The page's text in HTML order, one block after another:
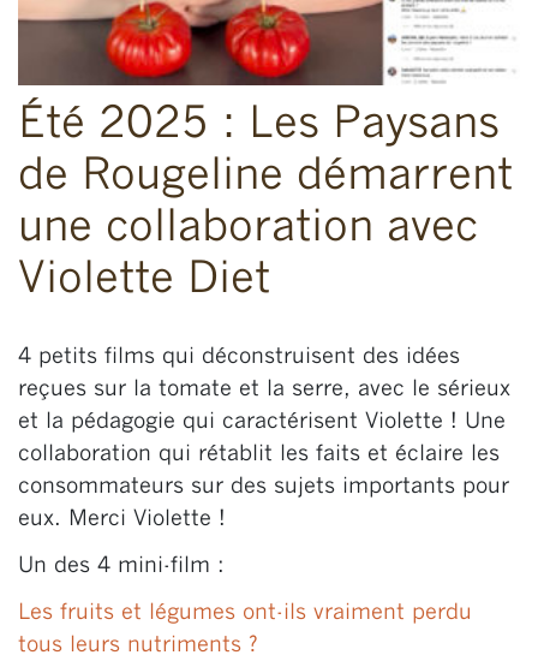
Été 2025 : Les Paysans
de Rougeline démarrent
une collaboration avec
Violette Diet
4 petits films qui déconstruisent des idées
reçues sur la tomate et la serre, avec le sérieux
et la pédagogie qui caractérisent Violette ! Une
collaboration qui rétablit les faits et éclaire les
consommateurs sur des sujets importants pour
eux. Merci Violette !
Un des 4 mini-film :
Les fruits et légumes ont-ils vraiment perdu
tous leurs nutriments ?